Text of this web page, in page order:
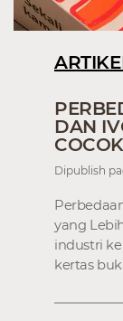
DAN
Dipublish
yang
industri
kertas